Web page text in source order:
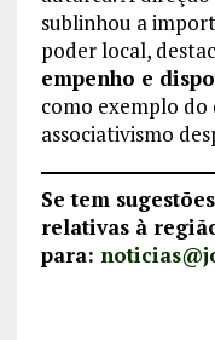
sublinhou a
poder local,
empenho e
como exemplo do
associativismo
Se tem
relativas à
para: